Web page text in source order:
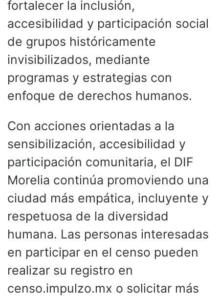
fortalecer la inclusión,
accesibilidad y participación social
de grupos históricamente
invisibilizados, mediante
programas y estrategias con
enfoque de derechos humanos.
Con acciones orientadas a la
sensibilización, accesibilidad y
participación comunitaria, el DIF
Morelia continúa promoviendo una
ciudad más empática, incluyente y
respetuosa de la diversidad
humana. Las personas interesadas
en participar en el censo pueden
realizar su registro en
censo.impulzo.mx o solicitar más